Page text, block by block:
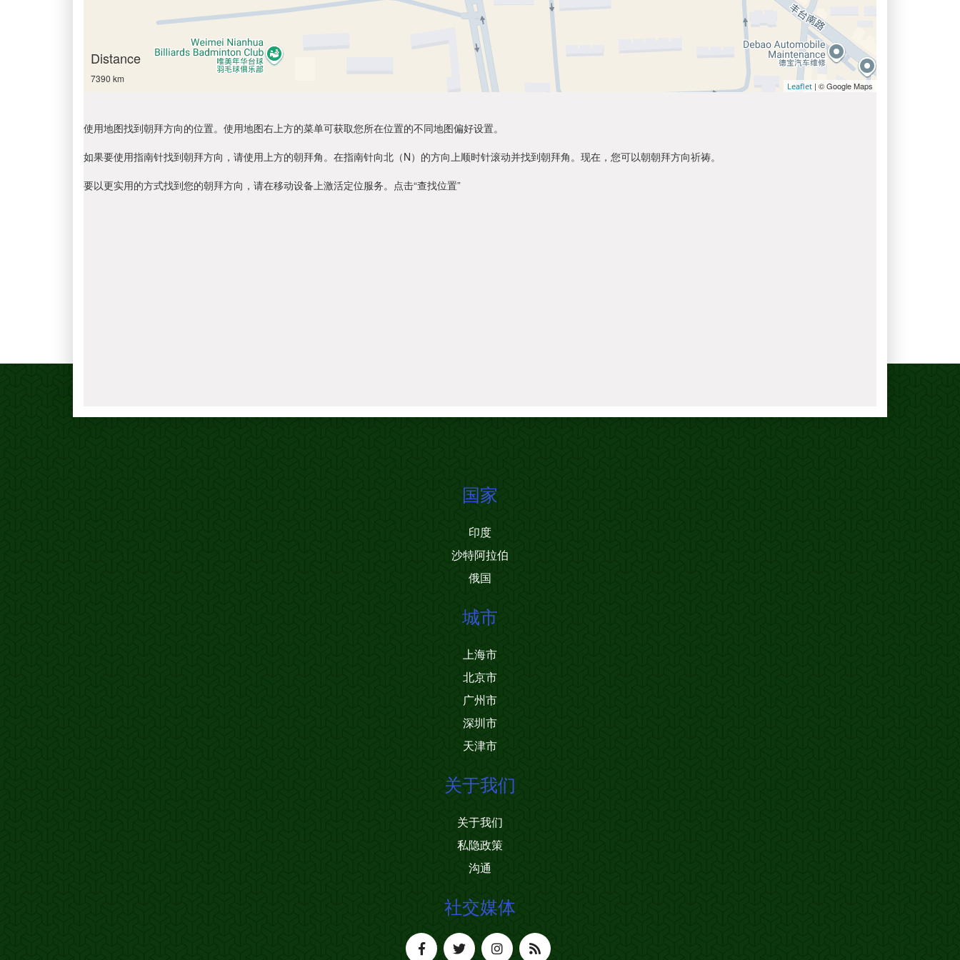
Distance
7390 km
Leaflet | © Google Maps
使用地图找到朝拜方向的位置。使用地图右上方的菜单可获取您所在位置的不同地图偏好设置。
如果要使用指南针找到朝拜方向，请使用上方的朝拜角。在指南针向北（N）的方向上顺时针滚动并找到朝拜角。现在，您可以朝朝拜方向祈祷。
要以更实用的方式找到您的朝拜方向，请在移动设备上激活定位服务。点击“查找位置”
国家
印度
沙特阿拉伯
俄国
城市
上海市
北京市
广州市
深圳市
天津市
关于我们
关于我们
私隐政策
沟通
社交媒体